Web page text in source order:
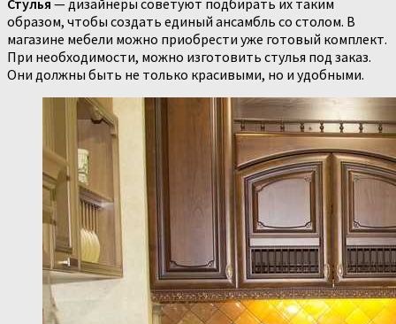
образом, чтобы создать единый ансамбль со столом. В
магазине мебели можно приобрести уже готовый комплект.
При необходимости, можно изготовить стулья под заказ.
Они должны быть не только красивыми, но и удобными.